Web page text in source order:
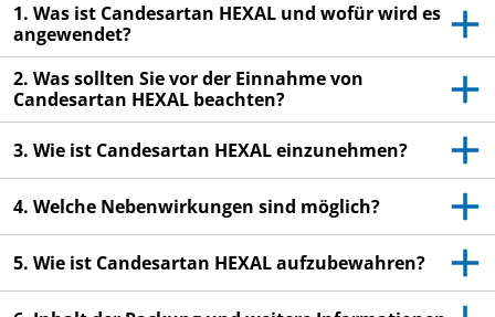
Wenn Sie weitere Fragen haben, wenden Sie sich
an Ihren Arzt oder Apotheker.
Dieses Arzneimittel wurde Ihnen persönlich
verschrieben. Geben Sie es nicht an Dritte weiter.
Es kann anderen Menschen schaden, auch wenn
diese die gleichen Beschwerden haben wie Sie.
Wenn Sie Nebenwirkungen bemerken, wenden Sie
sich an Ihren Arzt oder Apotheker. Dies gilt auch
Packungsbeilage angegeben sind. Siehe Abschnitt
1. Was ist Candesartan HEXAL und wofür wird es
angewendet?
2. Was sollten Sie vor der Einnahme von
Candesartan HEXAL beachten?
3. Wie ist Candesartan HEXAL einzunehmen?
4. Welche Nebenwirkungen sind möglich?
5. Wie ist Candesartan HEXAL aufzubewahren?